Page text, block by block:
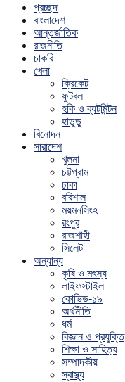
প্রচ্ছদ
বাংলাদেশ
আন্তর্জাতিক
রাজনীতি
চাকরি
খেলা
ক্রিকেট
ফুটবল
হকি ও ব্যটমিন্টন
হাডুডু
বিনোদন
সারাদেশ
খুলনা
চট্টগ্রাম
ঢাকা
বরিশাল
ময়মনসিংহ
রংপুর
রাজশাহী
সিলেট
অন্যান্য
কৃষি ও মৎস্য
লাইফস্টাইল
কোভিড-১৯
অর্থনীতি
ধর্ম
বিজ্ঞান ও প্রযুক্তি
শিক্ষা ও সাহিত্য
সম্পাদকীয়
স্বাস্থ্য